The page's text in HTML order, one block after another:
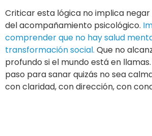
Criticar esta lógica no implica
del acompañamiento psicológico.
comprender que no hay salud
transformación social. Que no
profundo si el mundo está en
paso para sanar quizás no sea
con claridad, con dirección, con